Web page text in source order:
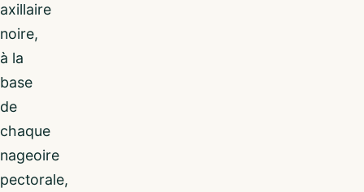
axillaire
noire,
à la
base
de
chaque
nageoire
pectorale,